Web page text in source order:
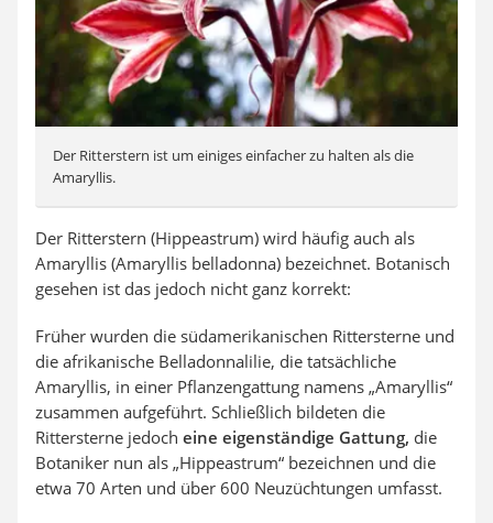
Der Ritterstern ist um einiges einfacher zu halten als die
Amaryllis.
Der Ritterstern (Hippeastrum) wird häufig auch als
Amaryllis (Amaryllis belladonna) bezeichnet. Botanisch
gesehen ist das jedoch nicht ganz korrekt:
Früher wurden die südamerikanischen Rittersterne und
die afrikanische Belladonnalilie, die tatsächliche
Amaryllis, in einer Pflanzengattung namens „Amaryllis“
zusammen aufgeführt. Schließlich bildeten die
Rittersterne jedoch eine eigenständige Gattung, die
Botaniker nun als „Hippeastrum“ bezeichnen und die
etwa 70 Arten und über 600 Neuzüchtungen umfasst.